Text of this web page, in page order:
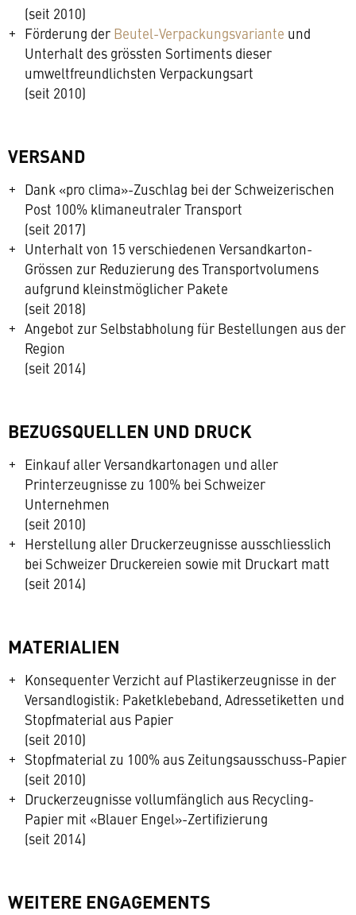
(seit 2010)
Förderung der Beutel-Verpackungsvariante und
Unterhalt des grössten Sortiments dieser
umweltfreundlichsten Verpackungsart
(seit 2010)
VERSAND
Dank «pro clima»-Zuschlag bei der Schweizerischen
Post 100% klimaneutraler Transport
(seit 2017)
Unterhalt von 15 verschiedenen Versandkarton-
Grössen zur Reduzierung des Transportvolumens
aufgrund kleinstmöglicher Pakete
(seit 2018)
Angebot zur Selbstabholung für Bestellungen aus der
Region
(seit 2014)
BEZUGSQUELLEN UND DRUCK
Einkauf aller Versandkartonagen und aller
Printerzeugnisse zu 100% bei Schweizer
Unternehmen
(seit 2010)
Herstellung aller Druckerzeugnisse ausschliesslich
bei Schweizer Druckereien sowie mit Druckart matt
(seit 2014)
MATERIALIEN
Konsequenter Verzicht auf Plastikerzeugnisse in der
Versandlogistik: Paketklebeband, Adressetiketten und
Stopfmaterial aus Papier
(seit 2010)
Stopfmaterial zu 100% aus Zeitungsausschuss-Papier
(seit 2010)
Druckerzeugnisse vollumfänglich aus Recycling-
Papier mit «Blauer Engel»-Zertifizierung
(seit 2014)
WEITERE ENGAGEMENTS